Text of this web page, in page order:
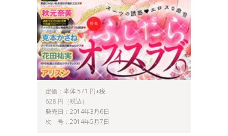
定価：本体 571 円+税
628 円（税込）
発売日：2014年3月6日
次 号：2014年5月7日